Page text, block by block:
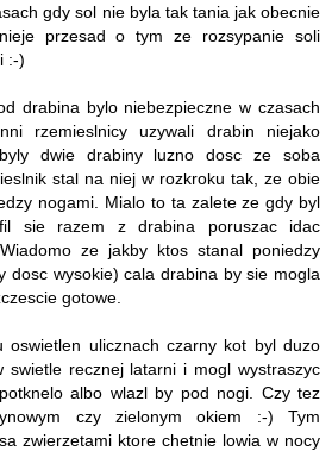
gdy sol nie byla tak tania jak obecnie
przesad o tym ze rozsypanie soli
:-)
drabina bylo niebezpieczne w czasach
rzemieslnicy uzywali drabin niejako
dwie drabiny luzno dosc ze soba
stal na niej w rozkroku tak, ze obie
nogami. Mialo to ta zalete ze gdy byl
sie razem z drabina poruszac idac
ze jakby ktos stanal poniedzy
dosc wysokie) cala drabina by sie mogla
gotowe.
oswietlen ulicznach czarny kot byl duzo
swietle recznej latarni i mogl wystraszyc
albo wlazl by pod nogi. Czy tez
czy zielonym okiem :-) Tym
zwierzetami ktore chetnie lowia w nocy